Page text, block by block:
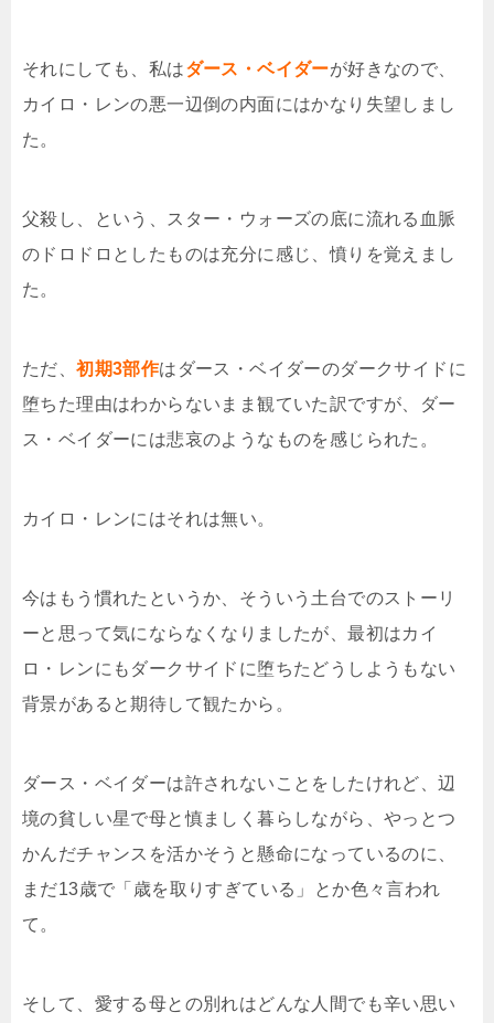
それにしても、私はダース・ベイダーが好きなので、
カイロ・レンの悪一辺倒の内面にはかなり失望しまし
た。
父殺し、という、スター・ウォーズの底に流れる血脈
のドロドロとしたものは充分に感じ、憤りを覚えまし
た。
ただ、初期3部作はダース・ベイダーのダークサイドに
堕ちた理由はわからないまま観ていた訳ですが、ダー
ス・ベイダーには悲哀のようなものを感じられた。
カイロ・レンにはそれは無い。
今はもう慣れたというか、そういう土台でのストーリ
ーと思って気にならなくなりましたが、最初はカイ
ロ・レンにもダークサイドに堕ちたどうしようもない
背景があると期待して観たから。
ダース・ベイダーは許されないことをしたけれど、辺
境の貧しい星で母と慎ましく暮らしながら、やっとつ
かんだチャンスを活かそうと懸命になっているのに、
まだ13歳で「歳を取りすぎている」とか色々言われ
て。
そして、愛する母との別れはどんな人間でも辛い思い